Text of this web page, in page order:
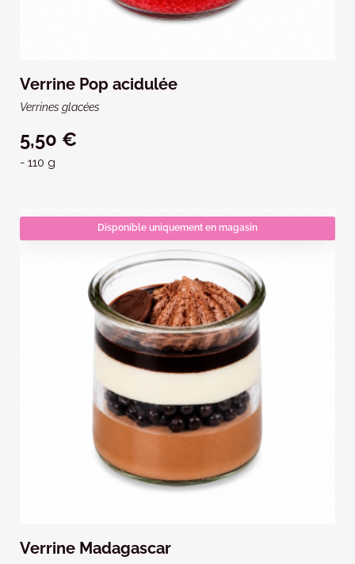
Verrine Pop acidulée
Verrines glacées
5,50 €
- 110 g
Verrine Madagascar
Disponible uniquement en magasin